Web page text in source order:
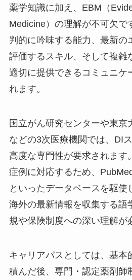
薬学知識に加え、EBM（
Medicine）の理解が不可欠で
判的に吟味する能力、最新の
評価するスキル、そして複雑
適切に提供できるコミュニケ
れます。
国立がん研究センターや東京
などの3次医療機関では、DI
高度な専門性が要求されます
症例に対応するため、
といったデータベースを駆使
海外の最新情報を収集する語
規や保険制度への深い理解が
キャリアパスとしては、基本
積んだ後、専門・認定薬剤師